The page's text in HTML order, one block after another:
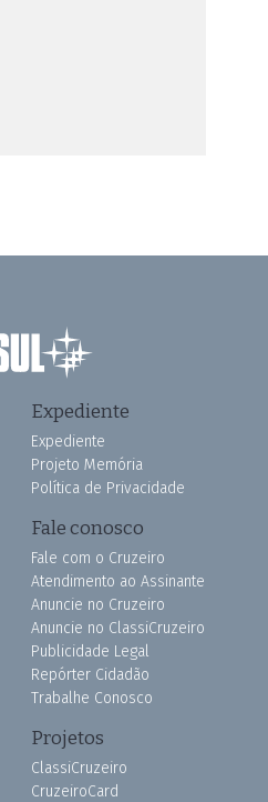
Expediente
Expediente
Projeto Memória
Política de Privacidade
Fale conosco
Fale com o Cruzeiro
Atendimento ao Assinante
Anuncie no Cruzeiro
Anuncie no ClassiCruzeiro
Publicidade Legal
Repórter Cidadão
Trabalhe Conosco
Projetos
ClassiCruzeiro
CruzeiroCard